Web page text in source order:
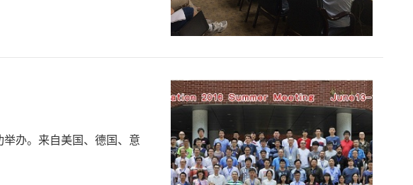
办。来自美国、德国、意